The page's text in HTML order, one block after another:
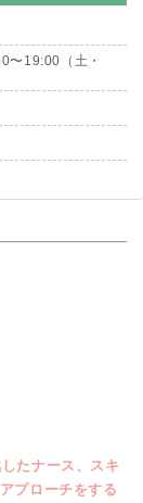
〜19:00（土・
たナース、スキ
プローチをする